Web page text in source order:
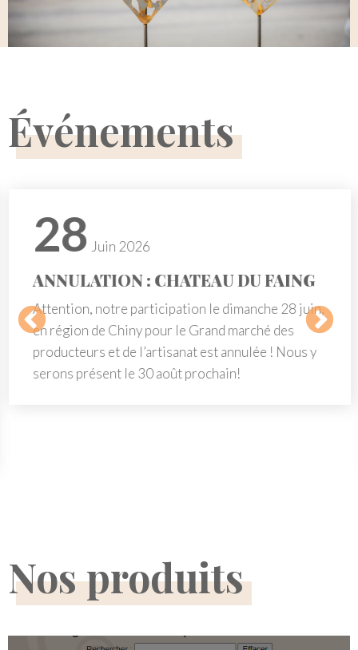
Événements
28 Juin 2026
ANNULATION : CHATEAU DU FAING
Attention, notre participation le dimanche 28 juin,
en région de Chiny pour le Grand marché des
producteurs et de l’artisanat est annulée ! Nous y
serons présent le 30 août prochain!
Nos produits